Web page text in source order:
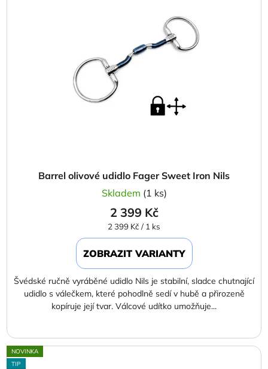
Barrel olivové udidlo Fager Sweet Iron Nils
Skladem (1 ks)
2 399 Kč
Měrná
cena:
2 399 Kč / 1 ks
ZOBRAZIT VARIANTY
Švédské ručně vyráběné udidlo Nils je stabilní, sladce chutnající
udidlo s válečkem, které pohodlně sedí v hubě a přirozeně
kopíruje její tvar. Válcové udítko umožňuje...
NOVINKA
TIP